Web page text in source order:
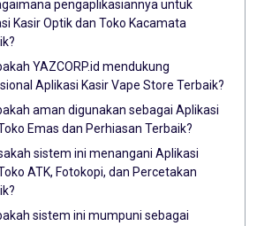
pengaplikasiannya untuk
Kasir Optik dan Toko Kacamata
YAZCORP.id mendukung
Aplikasi Kasir Vape Store Terbaik?
aman digunakan sebagai Aplikasi
Emas dan Perhiasan Terbaik?
sistem ini menangani Aplikasi
ATK, Fotokopi, dan Percetakan
sistem ini mumpuni sebagai